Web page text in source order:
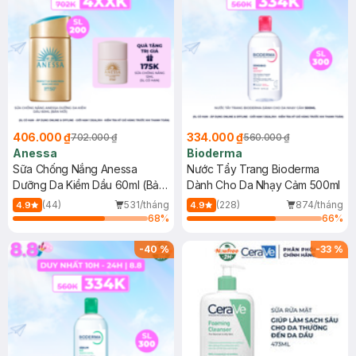
406.000 ₫702.000 ₫
Anessa
Sữa Chống Nắng Anessa
Dưỡng Da Kiềm Dầu 60ml (Bản
Mới)
4.9 (44)
531/tháng
68%
334.000 ₫560.000 ₫
Bioderma
Nước Tẩy Trang Bioderma
Dành Cho Da Nhạy Cảm 500ml
4.9 (228)
874/tháng
66%
-40% -33 %